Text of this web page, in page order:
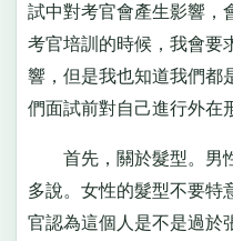
試中對考官會產生影響，
考官培訓的時候，我會要
響，但是我也知道我們都
們面試前對自己進行外在
首先，關於髮型。男性
多說。女性的髮型不要特
官認為這個人是不是過於